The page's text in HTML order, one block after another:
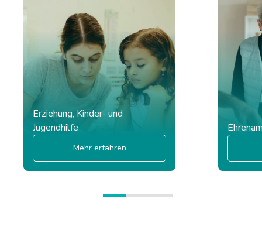
Erziehung, Kinder- und
Jugendhilfe
Mehr erfahren